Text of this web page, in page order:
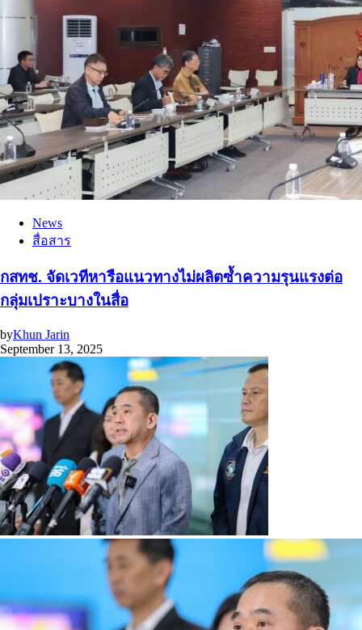
News
สื่อสาร
กสทช. จัดเวทีหารือแนวทางไม่ผลิตซ้ำความรุนแรงต่อ
กลุ่มเปราะบางในสื่อ
byKhun Jarin
September 13, 2025